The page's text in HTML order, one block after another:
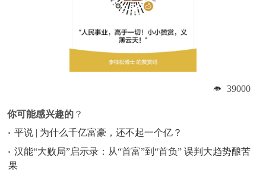
39000
你可能感兴趣的 ？
平说 | 为什么千亿富豪，还不起一个亿？
汉能“大败局”启示录：从“首富”到“首负” 误判大趋势酿苦
果